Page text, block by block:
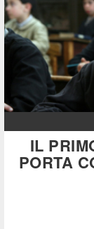
IL
PORTA